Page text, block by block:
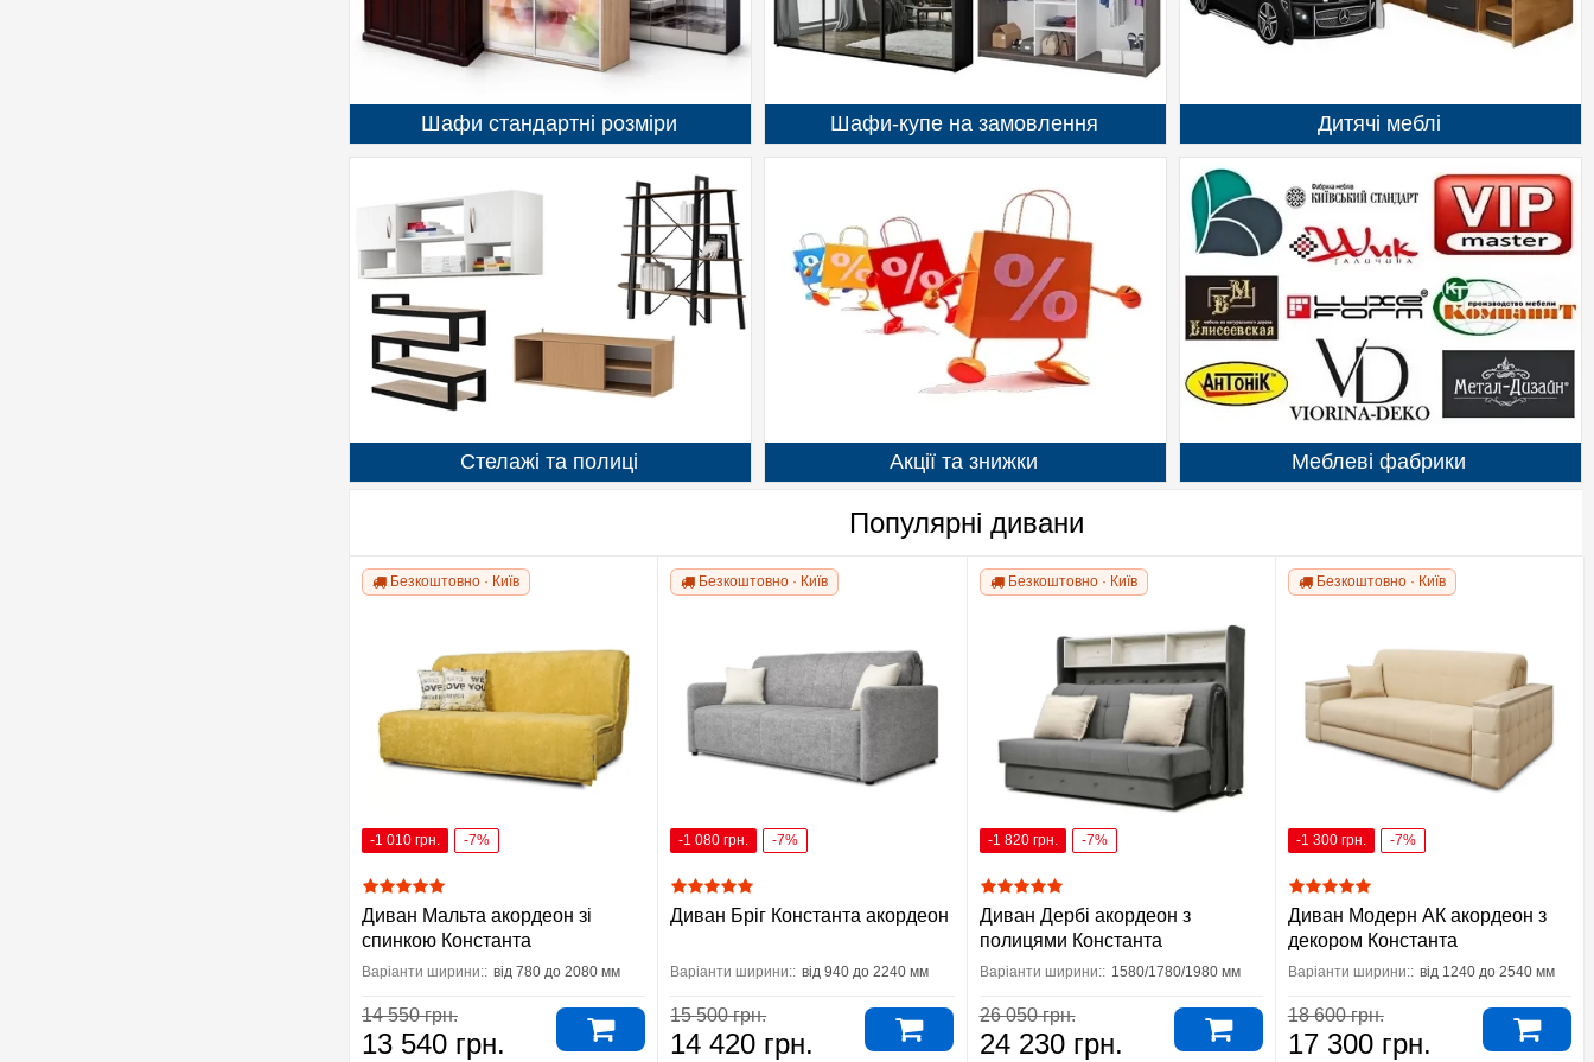
Шафи стандартні розміри Шафи-купе на замовлення Дитячі меблі
Стелажі та полиці Акції та знижки Меблеві фабрики
Популярні дивани
Безкоштовно · Київ
-1 010 грн. -7%
Диван Мальта акордеон зі
спинкою Константа
Варіанти ширини:: від 780 до 2080 мм
14 550 грн.
13 540 грн.
Безкоштовно · Київ
-1 080 грн. -7%
Диван Бріг Константа акордеон
Варіанти ширини:: від 940 до 2240 мм
15 500 грн.
14 420 грн.
Безкоштовно · Київ
-1 820 грн. -7%
Диван Дербі акордеон з
полицями Константа
Варіанти ширини:: 1580/1780/1980 мм
26 050 грн.
24 230 грн.
Безкоштовно · Київ
-1 300 грн. -7%
Диван Модерн АК акордеон з
декором Константа
Варіанти ширини:: від 1240 до 2540 мм
18 600 грн.
17 300 грн.